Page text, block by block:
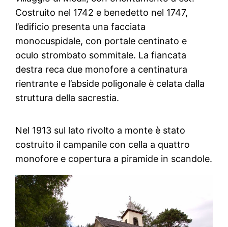
Costruito nel 1742 e benedetto nel 1747,
l’edificio presenta una facciata
monocuspidale, con portale centinato e
oculo strombato sommitale. La fiancata
destra reca due monofore a centinatura
rientrante e l’abside poligonale è celata dalla
struttura della sacrestia.
Nel 1913 sul lato rivolto a monte è stato
costruito il campanile con cella a quattro
monofore e copertura a piramide in scandole.